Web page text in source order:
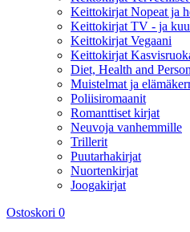
Keittokirjat Nopeat ja
Keittokirjat TV - ja
Keittokirjat Vegaani
Keittokirjat
Diet, Health and
Muistelmat ja
Poliisiromaanit
Romanttiset kirjat
Neuvoja vanhemmille
Trillerit
Puutarhakirjat
Nuortenkirjat
Joogakirjat
Ostoskori 0